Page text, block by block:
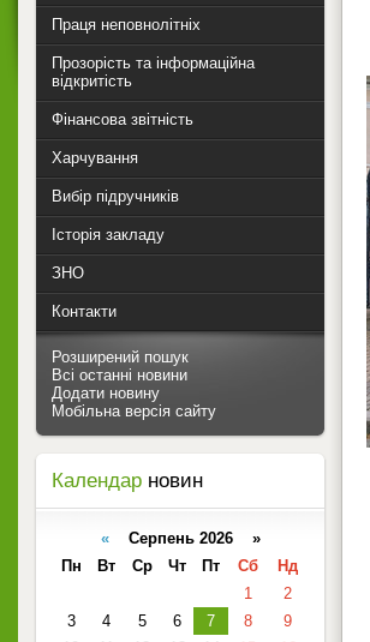
Праця неповнолітніх
Прозорість та інформаційна
відкритість
Фінансова звітність
Харчування
Вибір підручників
Історія закладу
ЗНО
Контакти
Розширений пошук
Всі останні новини
Додати новину
Мобільна версія сайту
Календар новин
«Серпень 2026 »
Пн
Вт Ср Чт Пт Сб
Нд
1
2
3
4 5 6 7 8
9